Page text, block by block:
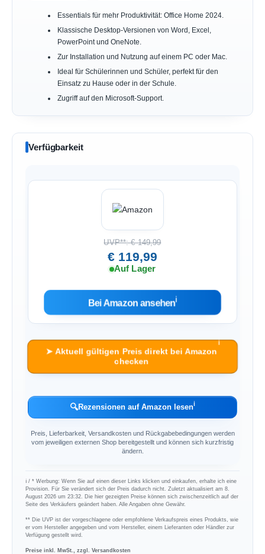
Essentials für mehr Produktivität: Office Home 2024.
Klassische Desktop-Versionen von Word, Excel,
PowerPoint und OneNote.
Zur Installation und Nutzung auf einem PC oder Mac.
Ideal für Schülerinnen und Schüler, perfekt für den
Einsatz zu Hause oder in der Schule.
Zugriff auf den Microsoft-Support.
Verfügbarkeit
UVP**: € 149,99
€ 119,99
Auf Lager
Bei Amazon ansehenℹ︎
➤ Aktuell gültigen Preis direkt bei Amazon
checken
ℹ︎
🔍Rezensionen auf Amazon lesenℹ︎
Preis, Lieferbarkeit, Versandkosten und Rückgabebedingungen werden
vom jeweiligen externen Shop bereitgestellt und können sich kurzfristig
ändern.
ℹ︎ / * Werbung: Wenn Sie auf einen dieser Links klicken und einkaufen, erhalte ich eine
Provision. Für Sie verändert sich der Preis dadurch nicht. Zuletzt aktualisiert am 8.
August 2026 um 23:32. Die hier gezeigten Preise können sich zwischenzeitlich auf der
Seite des Verkäufers geändert haben. Alle Angaben ohne Gewähr.
** Die UVP ist der vorgeschlagene oder empfohlene Verkaufspreis eines Produkts, wie
er vom Hersteller angegeben und vom Hersteller, einem Lieferanten oder Händler zur
Verfügung gestellt wird.
Preise inkl. MwSt., zzgl. Versandkosten